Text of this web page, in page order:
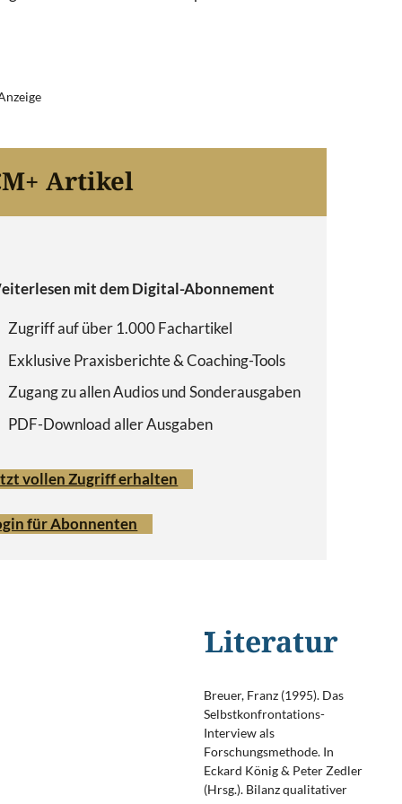
Artikel
mit dem Digital-Abonnement
Zugriff auf über 1.000 Fachartikel
Exklusive Praxisberichte & Coaching-Tools
Zugang zu allen Audios und Sonderausgaben
PDF-Download aller Ausgaben
vollen Zugriff erhalten
für Abonnenten
Literatur
Breuer, Franz (1995). Das
Selbstkonfrontations-
Interview als
Forschungsmethode. In
Eckard König & Peter Zedler
(Hrsg.). Bilanz qualitativer